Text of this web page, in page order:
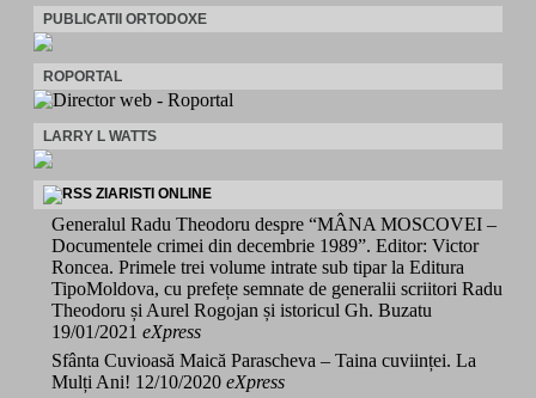
PUBLICATII ORTODOXE
ROPORTAL
LARRY L WATTS
ZIARISTI ONLINE
Generalul Radu Theodoru despre “MÂNA MOSCOVEI –
Documentele crimei din decembrie 1989”. Editor: Victor
Roncea. Primele trei volume intrate sub tipar la Editura
TipoMoldova, cu prefețe semnate de generalii scriitori Radu
Theodoru și Aurel Rogojan și istoricul Gh. Buzatu
19/01/2021 eXpress
Sfânta Cuvioasă Maică Parascheva – Taina cuviinței. La
Mulți Ani! 12/10/2020 eXpress